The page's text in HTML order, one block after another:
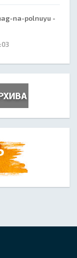
na-polnuyu -